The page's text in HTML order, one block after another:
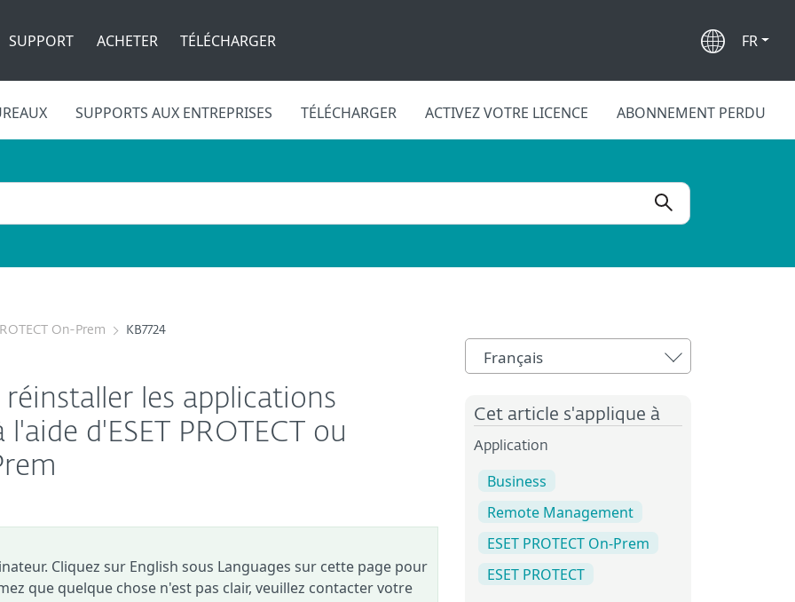
SUPPORT ACHETER TÉLÉCHARGER FR
SUPPORTS AUX ENTREPRISES TÉLÉCHARGER ACTIVEZ VOTRE LICENCE ABONNEMENT PERDU
On-Prem KB7724
réinstaller les applications
d'ESET PROTECT ou
Cliquez sur English sous Languages sur cette page pour
que quelque chose n'est pas clair, veuillez contacter votre
Français
Cet article s'applique à
Application
Business
Remote Management
ESET PROTECT On-Prem
ESET PROTECT